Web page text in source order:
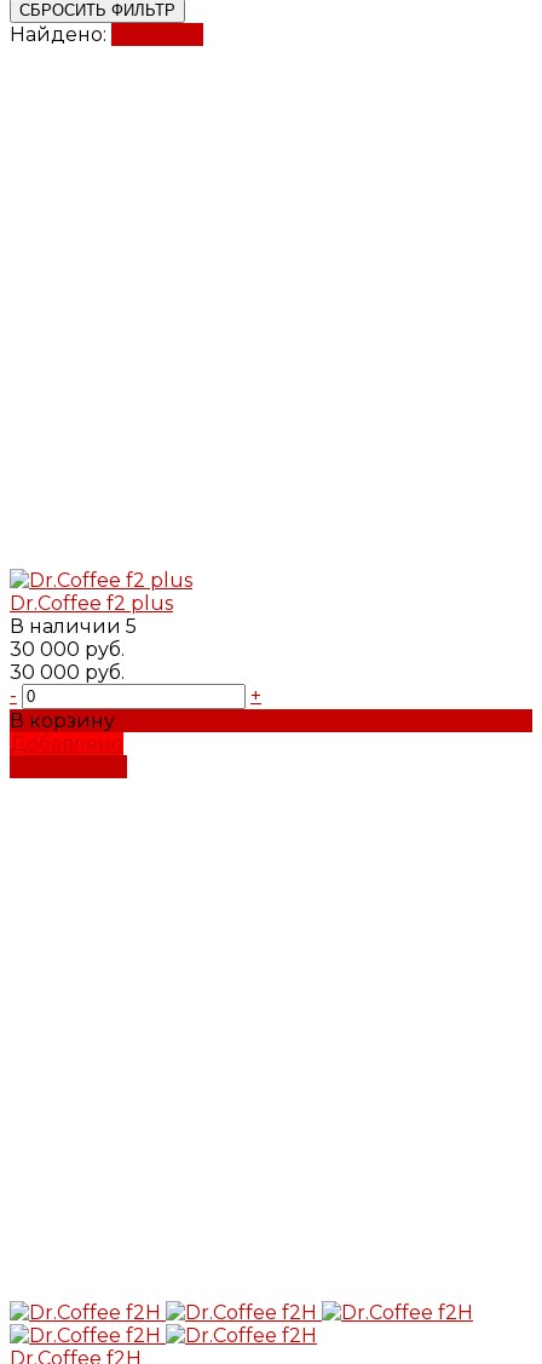
СБРОСИТЬ ФИЛЬТР
Найдено:
Dr.Coffee f2 plus
В наличии 5
30 000 руб.
30 000 руб.
-
+
В корзину
Добавлено
Dr.Coffee f2H